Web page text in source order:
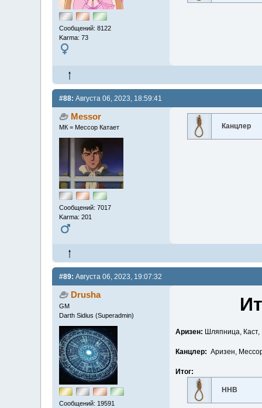
Сообщений: 8122
Karma: 73
#88: Августа 06, 2023, 18:59:41
Messor
МК = Мессор Катает
Сообщений: 7017
Karma: 201
Канцлер
#89: Августа 06, 2023, 19:07:32
Drusha
GM
Darth Sidius (Superadmin)
Сообщений: 19591
Аризен: Шляпница,
Канцлер: Аризен,
Итог:
ННВ